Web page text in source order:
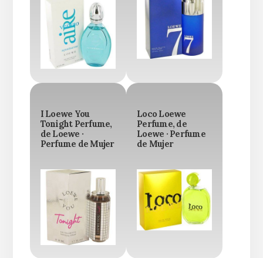
I Loewe You
Tonight Perfume,
de Loewe ·
Perfume de Mujer
Loco Loewe
Perfume, de
Loewe · Perfume
de Mujer